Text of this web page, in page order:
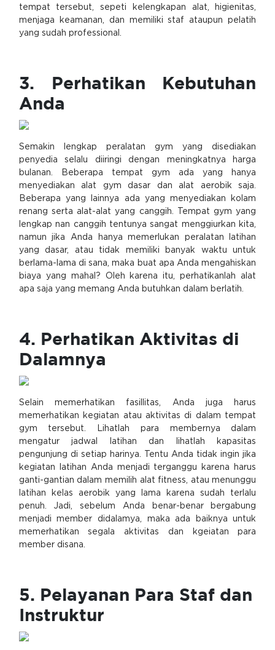
tempat tersebut, sepeti kelengkapan alat, higienitas,
menjaga keamanan, dan memiliki staf ataupun pelatih
yang sudah professional.
3. Perhatikan Kebutuhan
Anda
Semakin lengkap peralatan gym yang disediakan
penyedia selalu diiringi dengan meningkatnya harga
bulanan. Beberapa tempat gym ada yang hanya
menyediakan alat gym dasar dan alat aerobik saja.
Beberapa yang lainnya ada yang menyediakan kolam
renang serta alat-alat yang canggih. Tempat gym yang
lengkap nan canggih tentunya sangat menggiurkan kita,
namun jika Anda hanya memerlukan peralatan latihan
yang dasar, atau tidak memiliki banyak waktu untuk
berlama-lama di sana, maka buat apa Anda mengahiskan
biaya yang mahal? Oleh karena itu, perhatikanlah alat
apa saja yang memang Anda butuhkan dalam berlatih.
4. Perhatikan Aktivitas di
Dalamnya
Selain memerhatikan fasillitas, Anda juga harus
memerhatikan kegiatan atau aktivitas di dalam tempat
gym tersebut. Lihatlah para membernya dalam
mengatur jadwal latihan dan lihatlah kapasitas
pengunjung di setiap harinya. Tentu Anda tidak ingin jika
kegiatan latihan Anda menjadi terganggu karena harus
ganti-gantian dalam memilih alat fitness, atau menunggu
latihan kelas aerobik yang lama karena sudah terlalu
penuh. Jadi, sebelum Anda benar-benar bergabung
menjadi member didalamya, maka ada baiknya untuk
memerhatikan segala aktivitas dan kgeiatan para
member disana.
5. Pelayanan Para Staf dan
Instruktur